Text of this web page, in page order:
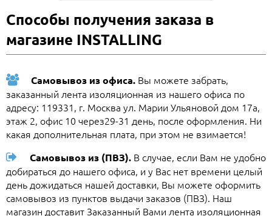
Способы получения заказа в
магазине INSTALLING
Самовывоз из офиса. Вы можете забрать,
заказанный лента изоляционная из нашего офиса по
адресу: 119331, г. Москва ул. Марии Ульяновой дом 17а,
этаж 2, офис 10 через29-31 день, после оформления. Ни
какая дополнительная плата, при этом не взимается!
Самовывоз из (ПВЗ). В случае, если Вам не удобно
добираться до нашего офиса, и у Вас нет времени целый
день дожидаться нашей доставки, Вы можете оформить
самовывоз из пунктов выдачи заказов (ПВЗ). Наш
магазин доставит Заказанный Вами лента изоляционная